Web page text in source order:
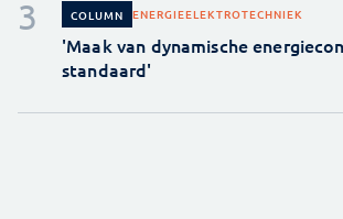
COLUMN ENERGIEELEKTROTECHNIEK
'Maak van dynamische
standaard'